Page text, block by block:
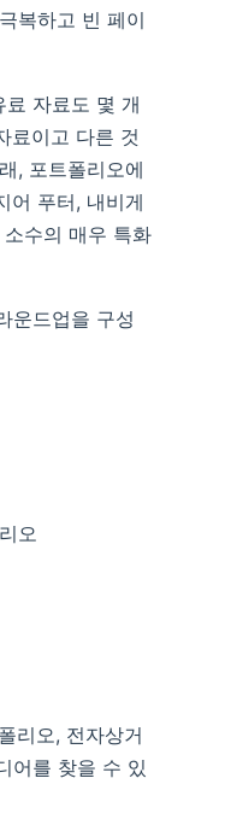
복하고 빈 페이
자료도 몇 개
료이고 다른 것
, 포트폴리오에
어 푸터, 내비게
수의 매우 특화
운드업을 구성
오
리오, 전자상거
어를 찾을 수 있